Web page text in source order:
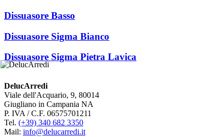
Dissuasore Basso
Dissuasore Sigma Bianco
Dissuasore Sigma Pietra Lavica
DelucArredi
Viale dell'Acquario, 9, 80014
Giugliano in Campania NA
P. IVA / C.F. 06575701211
Tel. (+39) 340 682 3350
Mail: info@delucarredi.it